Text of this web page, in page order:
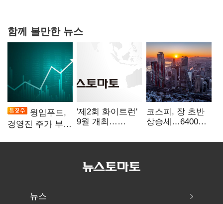
함께 볼만한 뉴스
윙입푸드,
경영진 주가 부양
'제2회 화이트런'
9월 개최…
지원
코스피, 장 초반
상승세…6400선
뉴스